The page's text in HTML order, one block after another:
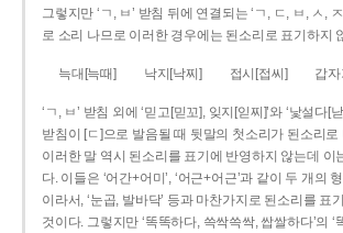
그렇지만 ‘ㄱ, ㅂ’ 받침 뒤에 연결되는 ‘ㄱ, ㄷ, ㅂ, ㅅ,
로 소리 나므로 이러한 경우에는 된소리로 표기하지
늑대[늑때] 낙지[낙찌] 접시[접씨] 갑
‘ㄱ, ㅂ’ 받침 외에 ‘믿고[믿꼬], 잊지[읻찌]’와 ‘낯설다[
받침이 [ㄷ]으로 발음될 때 뒷말의 첫소리가 된소리
이러한 말 역시 된소리를 표기에 반영하지 않는데 이
다. 이들은 ‘어간+어미’, ‘어근+어근’과 같이 두 개의
이라서, ‘눈곱, 발바닥’ 등과 마찬가지로 된소리를 표
것이다. 그렇지만 ‘똑똑하다, 쓱싹쓱싹, 쌉쌀하다’의 ‘